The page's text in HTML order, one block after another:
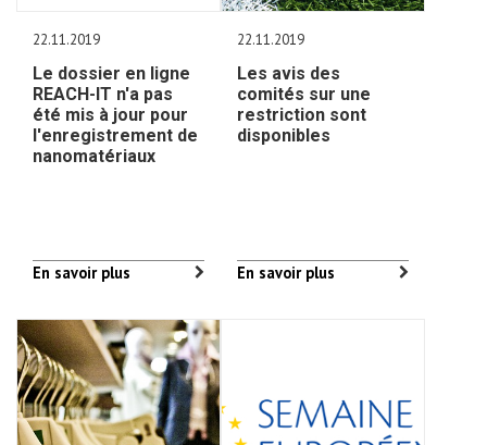
22.11.2019
Le dossier en ligne
REACH-IT n'a pas
été mis à jour pour
l'enregistrement de
nanomatériaux
En savoir plus
22.11.2019
Les avis des
comités sur une
restriction sont
disponibles
En savoir plus